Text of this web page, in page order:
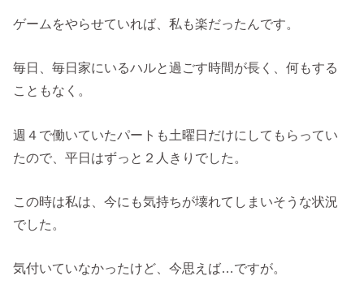
ゲームをやらせていれば、私も楽だったんです。
毎日、毎日家にいるハルと過ごす時間が長く、何もする
こともなく。
週４で働いていたパートも土曜日だけにしてもらってい
たので、平日はずっと２人きりでした。
この時は私は、今にも気持ちが壊れてしまいそうな状況
でした。
気付いていなかったけど、今思えば…ですが。